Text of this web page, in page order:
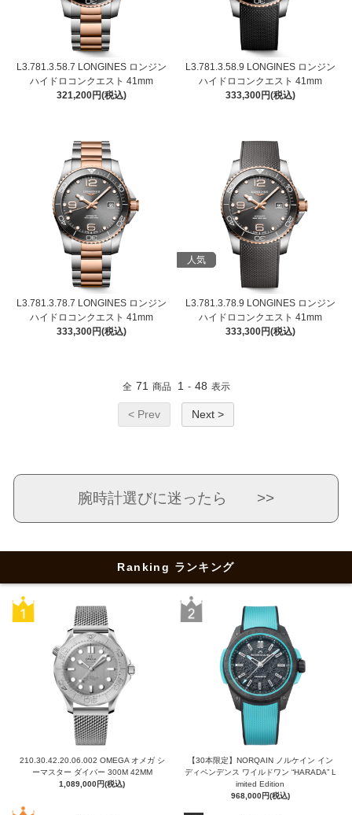
L3.781.3.58.7 LONGINES ロンジン
ハイドロコンクエスト 41mm
321,200円(税込)
L3.781.3.58.9 LONGINES ロンジン
ハイドロコンクエスト 41mm
333,300円(税込)
L3.781.3.78.7 LONGINES ロンジン
ハイドロコンクエスト 41mm
333,300円(税込)
人気
L3.781.3.78.9 LONGINES ロンジン
ハイドロコンクエスト 41mm
333,300円(税込)
全 71 商品 1 - 48 表示
< Prev Next >
腕時計選びに迷ったら >>
Ranking ランキング
210.30.42.20.06.002 OMEGA オメガ シ
ーマスター ダイバー 300M 42MM
1,089,000円(税込)
【30本限定】NORQAIN ノルケイン イン
ディペンデンス ワイルドワン “HARADA” L
imited Edition
968,000円(税込)